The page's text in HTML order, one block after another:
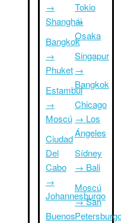
→
Shanghái
Bangkok
→
Phuket
Estambul
→
Moscú
Ciudad
Del
Cabo
→
Johannesburgo
Buenos
Tokio
→
Osaka
Singapur
→
Bangkok
Chicago
→ Los
Ángeles
Sídney
→ Bali
Moscú
→ San